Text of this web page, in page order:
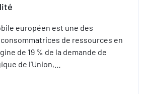
européen est une des
de ressources en
de 19 % de la demande de
de l’Union,…